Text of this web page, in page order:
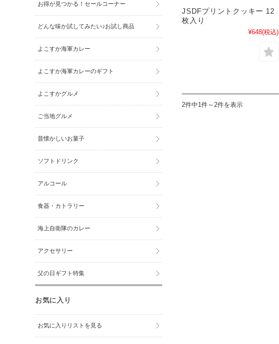
JSDFプリントクッキー 12
枚入り
¥648(税込)
2件中1件～2件を表示
お得が見つかる！セールコーナー
どんな味か試してみたい♪お試し商品
よこすか海軍カレー
よこすか海軍カレーのギフト
よこすかグルメ
ご当地グルメ
昔懐かしいお菓子
ソフトドリンク
アルコール
食器・カトラリー
海上自衛隊のカレー
アクセサリー
父の日ギフト特集
お気に入り
お気に入りリストを見る